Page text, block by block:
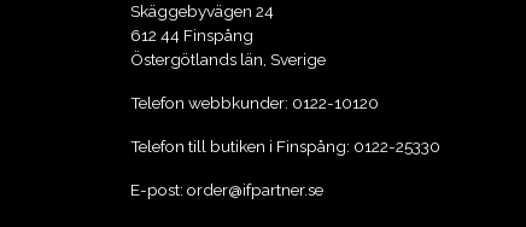
Skäggebyvägen 24
612 44 Finspång
Östergötlands län, Sverige
Telefon webbkunder: 0122-10120
Telefon till butiken i Finspång: 0122-25330
E-post: order@ifpartner.se